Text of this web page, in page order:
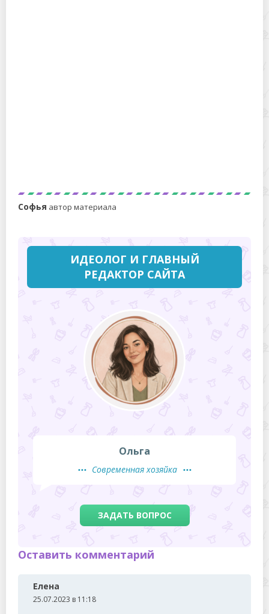
Софья автор материала
ИДЕОЛОГ И ГЛАВНЫЙ
РЕДАКТОР САЙТА
Ольга
Современная хозяйка
ЗАДАТЬ ВОПРОС
Оставить комментарий
Елена
25.07.2023 в 11:18